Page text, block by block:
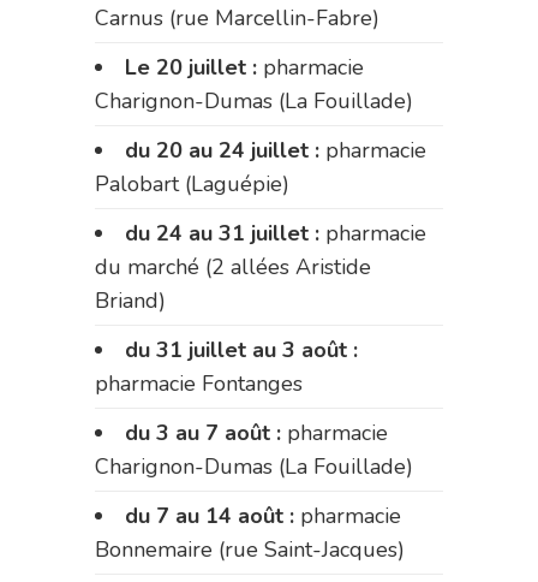
Carnus (rue Marcellin-Fabre)
Le 20 juillet : pharmacie
Charignon-Dumas (La Fouillade)
du 20 au 24 juillet : pharmacie
Palobart (Laguépie)
du 24 au 31 juillet : pharmacie
du marché (2 allées Aristide
Briand)
du 31 juillet au 3 août :
pharmacie Fontanges
du 3 au 7 août : pharmacie
Charignon-Dumas (La Fouillade)
du 7 au 14 août : pharmacie
Bonnemaire (rue Saint-Jacques)